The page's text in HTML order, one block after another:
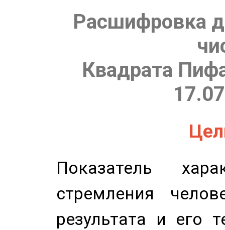
Расшифровка
Квадрата
Показатель
стремления
результата и его